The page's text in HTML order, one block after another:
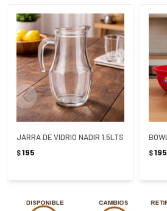
JARRA DE VIDRIO NADIR 1.5LTS
$195 $195